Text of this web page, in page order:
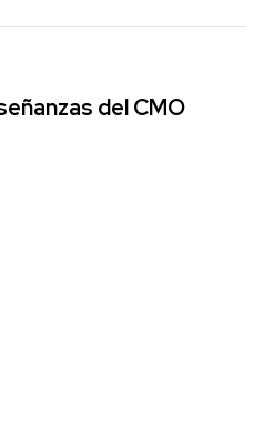
del CMO